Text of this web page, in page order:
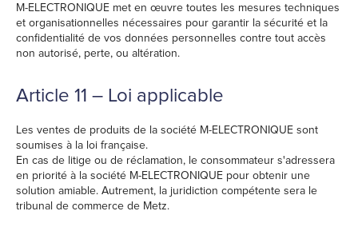
M-ELECTRONIQUE met en œuvre toutes les mesures techniques
et organisationnelles nécessaires pour garantir la sécurité et la
confidentialité de vos données personnelles contre tout accès
non autorisé, perte, ou altération.
Article 11 – Loi applicable
Les ventes de produits de la société M-ELECTRONIQUE sont
soumises à la loi française.
En cas de litige ou de réclamation, le consommateur s'adressera
en priorité à la société M-ELECTRONIQUE pour obtenir une
solution amiable. Autrement, la juridiction compétente sera le
tribunal de commerce de Metz.